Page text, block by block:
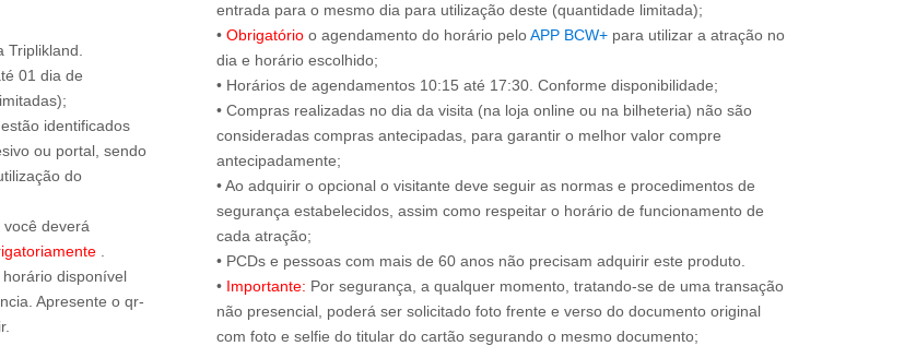
01 dia de
identificados
ou portal, sendo
do
você deverá
disponível
Apresente o qr-
entrada para o mesmo dia para utilização deste (quantidade limitada);
• Obrigatório o agendamento do horário peloAPP BCW+ para utilizar a atração no
dia e horário escolhido;
• Horários de agendamentos 10:15 até 17:30. Conforme disponibilidade;
• Compras realizadas no dia da visita (na loja online ou na bilheteria) não são
consideradas compras antecipadas, para garantir o melhor valor compre
antecipadamente;
• Ao adquirir o opcional o visitante deve seguir as normas e procedimentos de
segurança estabelecidos, assim como respeitar o horário de funcionamento de
cada atração;
• PCDs e pessoas com mais de 60 anos não precisam adquirir este produto.
• Importante: Por segurança, a qualquer momento, tratando-se de uma transação
não presencial, poderá ser solicitado foto frente e verso do documento original
com foto e selfie do titular do cartão segurando o mesmo documento;